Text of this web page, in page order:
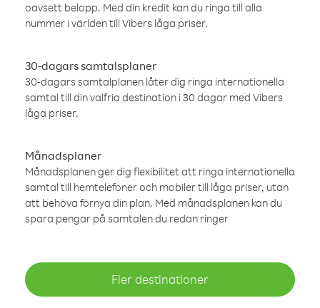
oavsett belopp. Med din kredit kan du ringa till alla
nummer i världen till Vibers låga priser.
30-dagars samtalsplaner
30-dagars samtalplanen låter dig ringa internationella
samtal till din valfria destination i 30 dagar med Vibers
låga priser.
Månadsplaner
Månadsplanen ger dig flexibilitet att ringa internationella
samtal till hemtelefoner och mobiler till låga priser, utan
att behöva förnya din plan. Med månadsplanen kan du
spara pengar på samtalen du redan ringer
Fler destinationer